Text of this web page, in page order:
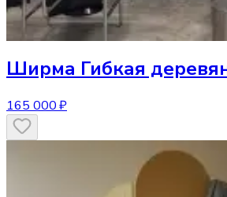
Ширма Гибкая
165 000 ₽